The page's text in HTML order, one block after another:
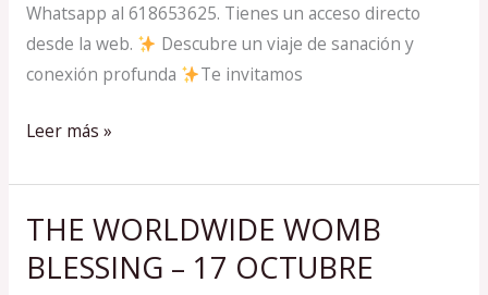
Whatsapp al 618653625. Tienes un acceso directo
desde la web.
Descubre un viaje de sanación y
conexión profunda
Te invitamos
Leer más »
THE WORLDWIDE WOMB
BLESSING – 17 OCTUBRE
THE
WORLDWIDE
WOMB